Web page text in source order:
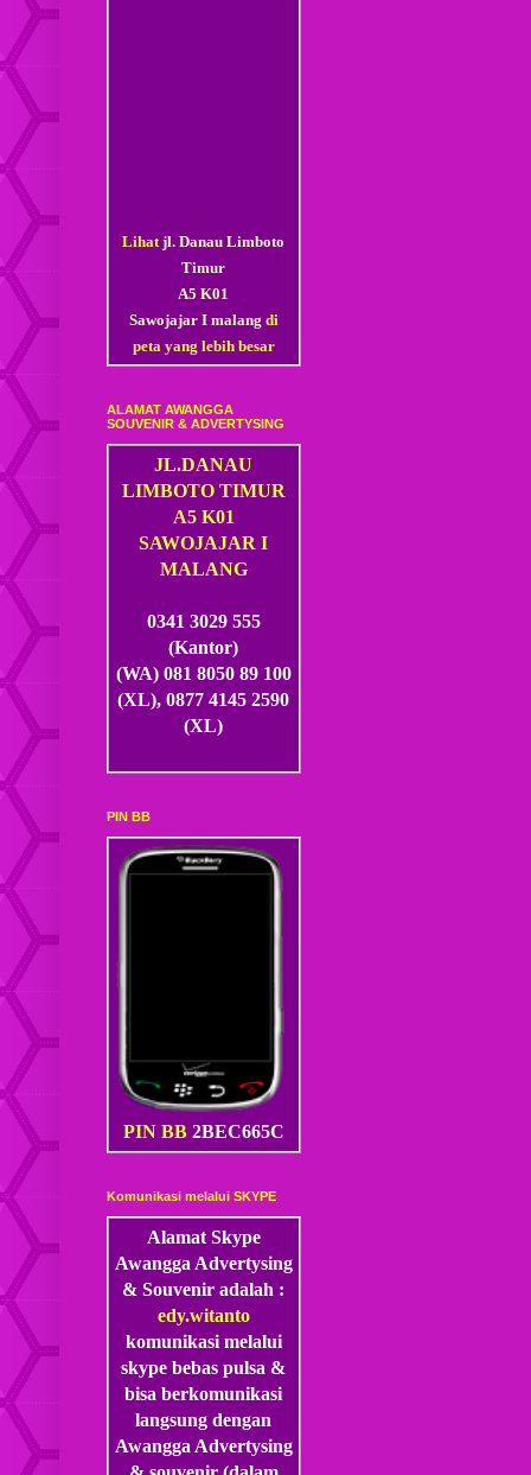
Lihatjl. Danau Limboto
Timur
A5 K01
Sawojajar I malang di
peta yang lebih besar
ALAMAT AWANGGA
SOUVENIR & ADVERTYSING
JL.DANAU
LIMBOTO TIMUR
A5 K01
SAWOJAJAR I
MALANG
0341 3029 555
(Kantor)
(WA) 081 8050 89 100
(XL), 0877 4145 2590
(XL)
PIN BB
PIN BB 2BEC665C
Komunikasi melalui SKYPE
Alamat Skype
Awangga Advertysing
& Souvenir adalah :
edy.witanto
komunikasi melalui
skype bebas pulsa &
bisa berkomunikasi
langsung dengan
Awangga Advertysing